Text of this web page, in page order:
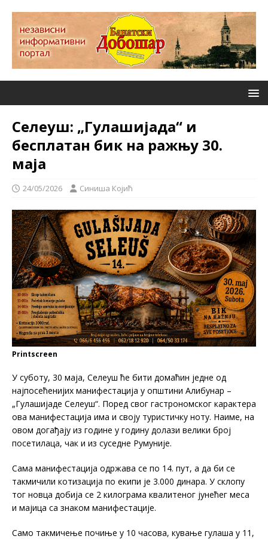
Селеуш: „Гулашијада“ и
бесплатан бик на ражњу 30.
маја
24/05/2026 Синиша Којић
Printscreen
У суботу, 30 маја, Селеуш ће бити домаћин једне од
најпосећенијих манифестација у општини Алибунар –
„Гулашијаде Селеуш“. Поред свог гастрономског карактера
ова манифестација има и своју туристичку ноту. Наиме, на
овом догађају из године у годину долази велики број
посетилаца, чак и из суседне Румуније.
Сама манифестација одржава се по 14. пут, а да би се
такмичили котизација по екипи је 3.000 динара. У склопу
тог новца добија се 2 килограма квалитеног јунећег меса
и мајица са знаком манифестације.
Само такмичење почиње у 10 часова, кување гулаша у 11,